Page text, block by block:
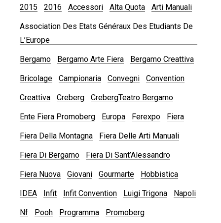
2015 2016 Accessori Alta Quota Arti Manuali
Association Des Etats Généraux Des Etudiants De
L’Europe
Bergamo Bergamo Arte Fiera Bergamo Creattiva
Bricolage Campionaria Convegni Convention
Creattiva Creberg CrebergTeatro Bergamo
Ente Fiera Promoberg Europa Ferexpo Fiera
Fiera Della Montagna Fiera Delle Arti Manuali
Fiera Di Bergamo Fiera Di Sant’Alessandro
Fiera Nuova Giovani Gourmarte Hobbistica
IDEA Infit Infit Convention Luigi Trigona Napoli
Nf Pooh Programma Promoberg